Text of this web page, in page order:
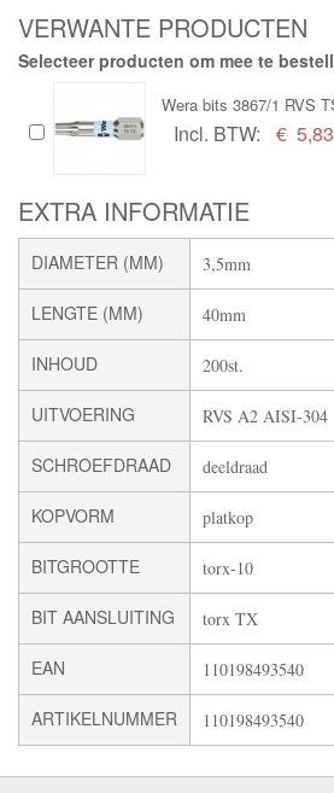
VERWANTE PRODUCTEN
Selecteer producten om mee te
Wera bits 3867/1 RVS
Incl. BTW: € 5,83
EXTRA INFORMATIE
DIAMETER (MM) 3,5mm
LENGTE (MM) 40mm
INHOUD 200st.
UITVOERING RVS A2 AISI-304
SCHROEFDRAAD deeldraad
KOPVORM platkop
BITGROOTTE torx-10
BIT AANSLUITING torx TX
EAN 110198493540
ARTIKELNUMMER 110198493540